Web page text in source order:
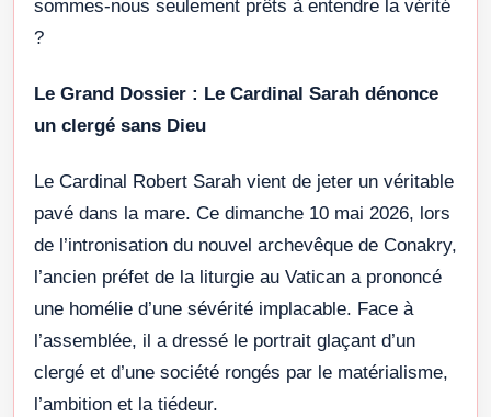
sommes-nous seulement prêts à entendre la vérité
?
Le Grand Dossier : Le Cardinal Sarah dénonce
un clergé sans Dieu
Le Cardinal Robert Sarah vient de jeter un véritable
pavé dans la mare. Ce dimanche 10 mai 2026, lors
de l’intronisation du nouvel archevêque de Conakry,
l’ancien préfet de la liturgie au Vatican a prononcé
une homélie d’une sévérité implacable. Face à
l’assemblée, il a dressé le portrait glaçant d’un
clergé et d’une société rongés par le matérialisme,
l’ambition et la tiédeur.